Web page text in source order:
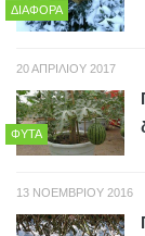
ΔΙΆΦΟΡΑ
20 ΑΠΡΙΛΊΟΥ 2017
ΦΥΤΆ
13 ΝΟΕΜΒΡΊΟΥ 2016